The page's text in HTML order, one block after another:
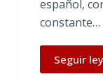
español,
constante…
Seguir